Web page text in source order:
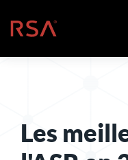
Accueil
Les